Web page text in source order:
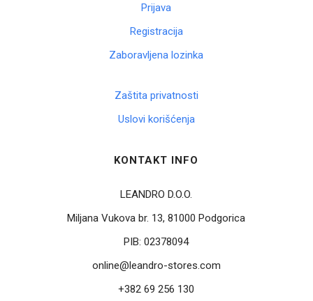
Prijava
Registracija
Zaboravljena lozinka
Zaštita privatnosti
Uslovi korišćenja
KONTAKT INFO
LEANDRO D.O.O.
Miljana Vukova br. 13, 81000 Podgorica
PIB:02378094
online@leandro-stores.com
+382 69 256 130